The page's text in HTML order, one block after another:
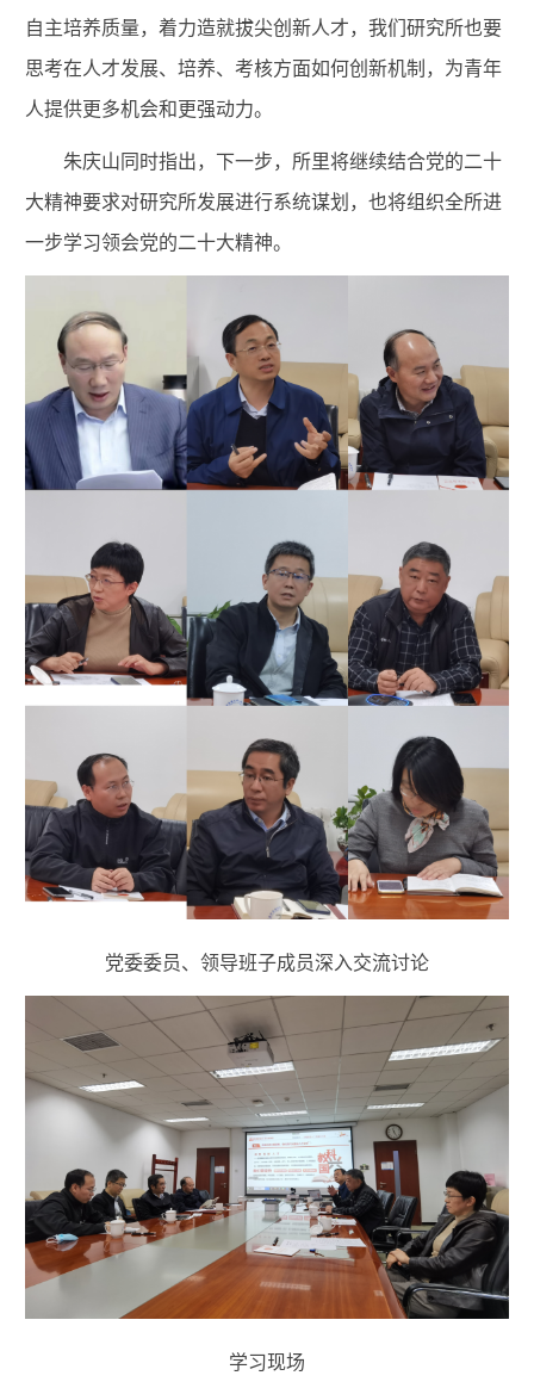
自主培养质量，着力造就拔尖创新人才，我们研究所也要
思考在人才发展、培养、考核方面如何创新机制，为青年
人提供更多机会和更强动力。
朱庆山同时指出，下一步，所里将继续结合党的二十
大精神要求对研究所发展进行系统谋划，也将组织全所进
一步学习领会党的二十大精神。
党委委员、领导班子成员深入交流讨论
学习现场